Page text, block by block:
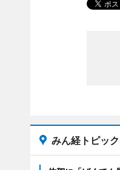
みん経トピッ